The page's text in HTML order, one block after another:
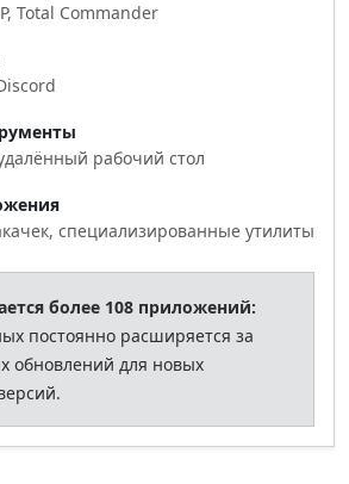
Total Commander
рабочий стол
специализированные утилиты
более 108 приложений:
постоянно расширяется за
обновлений для новых